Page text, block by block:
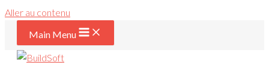
Aller au contenu
Main Menu